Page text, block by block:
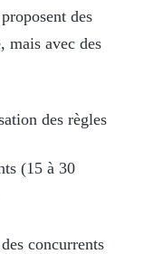
des
mais avec des
des règles
(15 à 30
concurrents